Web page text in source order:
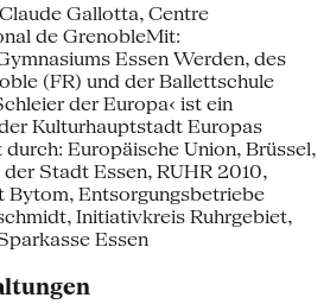
Gallotta, Centre
de GrenobleMit:
Essen Werden, des
(FR) und der Ballettschule
der Europa‹ ist ein
Kulturhauptstadt Europas
Europäische Union, Brüssel,
Stadt Essen, RUHR 2010,
Bytom, Entsorgungsbetriebe
Initiativkreis Ruhrgebiet,
Essen